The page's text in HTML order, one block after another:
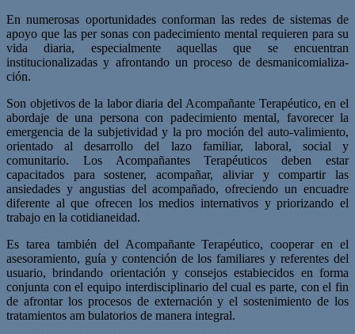
En numerosas oportunidades conforman las redes de sistemas de
apoyo que las per­ sonas con padecimiento mental requieren para su
vida diaria, especialmente aquellas que se encuentran
institucionalizadas y afrontando un proceso de desmanicomializa­
ción.
Son objetivos de la labor diaria del Acompañante Terapéutico, en el
abordaje de una persona con padecimiento mental, favorecer la
emergencia de la subjetividad y la pro­ moción del auto-valimiento,
orientado al desarrollo del lazo familiar, laboral, social y
comunitario. Los Acompañantes Terapéuticos deben estar
capacitados para sostener, acompañar, aliviar y compartir las
ansiedades y angustias del acompañado, ofreciendo un encuadre
diferente al que ofrecen los medios internativos y priorizando el
trabajo en la cotidianeidad.
Es tarea también del Acompañante Terapéutico, cooperar en el
asesoramiento, guía y contención de los familiares y referentes del
usuario, brindando orientación y consejos estabiecidos en forma
conjunta con el equipo interdisciplinario del cual es parte, con el fin
de afrontar los procesos de externación y el sostenimiento de los
tratamientos am­ bulatorios de manera integral.